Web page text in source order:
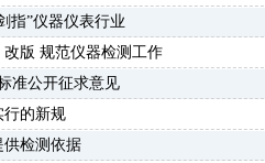
指”仪器仪表行业
改版 规范仪器检测工作
准公开征求意见
行的新规
供检测依据